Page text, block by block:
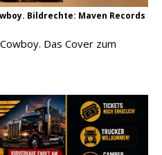
Bildrechte: Maven Records
Das Cover zum